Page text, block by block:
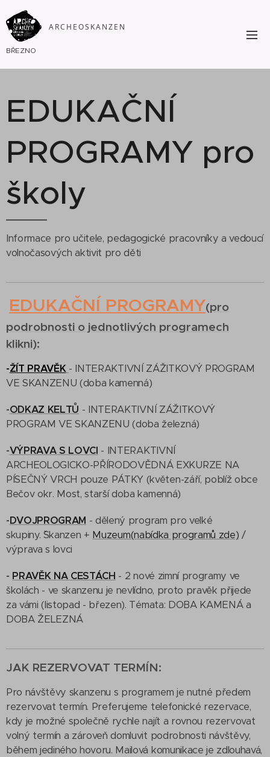
ARCHEOSKANZEN
BŘEZNO
EDUKAČNÍ
PROGRAMY pro
školy
Informace pro učitele, pedagogické pracovníky a vedoucí
volnočasových aktivit pro děti
EDUKAČNÍ PROGRAMY(pro
podrobnosti o jednotlivých programech
klikni):
-ŽÍT PRAVĚK - INTERAKTIVNÍ ZÁŽITKOVÝ PROGRAM
VE SKANZENU (doba kamenná)
-ODKAZ KELTŮ - INTERAKTIVNÍ ZÁŽITKOVÝ
PROGRAM VE SKANZENU (doba železná)
-VÝPRAVA S LOVCI - INTERAKTIVNÍ
ARCHEOLOGICKO-PŘÍRODOVĚDNÁ EXKURZE NA
PÍSEČNÝ VRCH pouze PÁTKY (květen-září, poblíž obce
Bečov okr. Most, starší doba kamenná)
-DVOJPROGRAM - dělený program pro velké
skupiny. ˇSkanzen + Muzeum(nabídka programů zde) /
výprava s lovci
- PRAVĚK NA CESTÁCH - 2 nové zimní programy ve
školách - ve skanzenu je nevlídno, proto pravěk přijede
za vámi (listopad - březen). Témata: DOBA KAMENÁ a
DOBA ŽELEZNÁ
JAK REZERVOVAT TERMÍN:
Pro návštěvy skanzenu s programem je nutné předem
rezervovat termín. Preferujeme telefonické rezervace,
kdy je možné společně rychle najít a rovnou rezervovat
volný termín a zároveň domluvit podrobnosti návštěvy,
během jediného hovoru. Mailová komunikace je zdlouhavá,